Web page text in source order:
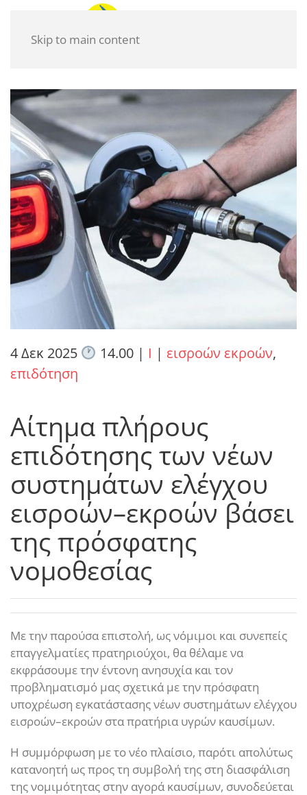
Skip to main content
4 Δεκ 2025 14.00| I | εισροών εκροών,
επιδότηση
Αίτημα πλήρους
επιδότησης των νέων
συστημάτων ελέγχου
εισροών–εκροών βάσει
της πρόσφατης
νομοθεσίας
Με την παρούσα επιστολή, ως νόμιμοι και συνεπείς
επαγγελματίες πρατηριούχοι, θα θέλαμε να
εκφράσουμε την έντονη ανησυχία και τον
προβληματισμό μας σχετικά με την πρόσφατη
υποχρέωση εγκατάστασης νέων συστημάτων ελέγχου
εισροών–εκροών στα πρατήρια υγρών καυσίμων.
Η συμμόρφωση με το νέο πλαίσιο, παρότι απολύτως
κατανοητή ως προς τη συμβολή της στη διασφάλιση
της νομιμότητας στην αγορά καυσίμων, συνοδεύεται